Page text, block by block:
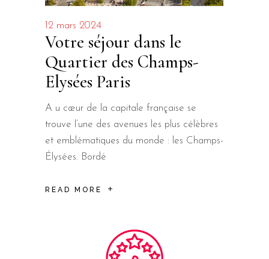
12 mars 2024
Votre séjour dans le
Quartier des Champs-
Elysées Paris
A u cœur de la capitale française se
trouve l’une des avenues les plus célèbres
et emblématiques du monde : les Champs-
Élysées. Bordé
READ MORE